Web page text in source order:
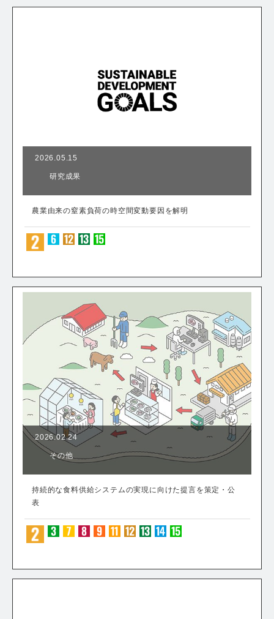
2026.05.15
研究成果
農業由来の窒素負荷の時空間変動要因を解明
2026.02.24
その他
持続的な食料供給システムの実現に向けた提言を策定・公
表